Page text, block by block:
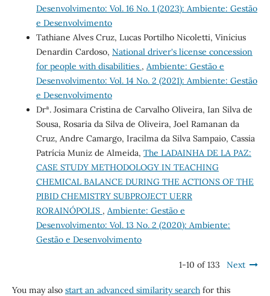
Desenvolvimento: Vol. 16 No. 1 (2023): Ambiente: Gestão
e Desenvolvimento
Tathiane Alves Cruz, Lucas Portilho Nicoletti, Vinícius
Denardin Cardoso, National driver's license concession
for people with disabilities , Ambiente: Gestão e
Desenvolvimento: Vol. 14 No. 2 (2021): Ambiente: Gestão
e Desenvolvimento
Drª. Josimara Cristina de Carvalho Oliveira, Ian Silva de
Sousa, Rosaria da Silva de Oliveira, Joel Ramanan da
Cruz, Andre Camargo, Iracilma da Silva Sampaio, Cassia
Patrícia Muniz de Almeida, The LADAINHA DE LA PAZ:
CASE STUDY METHODOLOGY IN TEACHING
CHEMICAL BALANCE DURING THE ACTIONS OF THE
PIBID CHEMISTRY SUBPROJECT UERR
RORAINÓPOLIS , Ambiente: Gestão e
Desenvolvimento: Vol. 13 No. 2 (2020): Ambiente:
Gestão e Desenvolvimento
1-10 of 133 Next
You may also start an advanced similarity searchfor this